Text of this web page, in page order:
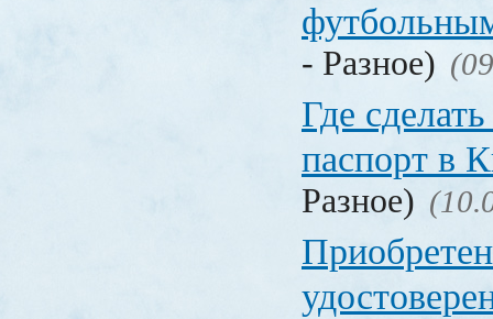
- Разное)
Где
паспорт в
Разное)